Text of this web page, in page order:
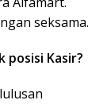
seksama.
posisi Kasir?